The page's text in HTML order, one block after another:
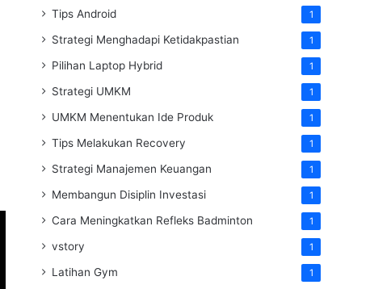
Tips Android 1
Strategi Menghadapi Ketidakpastian 1
Pilihan Laptop Hybrid 1
Strategi UMKM 1
UMKM Menentukan Ide Produk 1
Tips Melakukan Recovery 1
Strategi Manajemen Keuangan 1
Membangun Disiplin Investasi 1
Cara Meningkatkan Refleks Badminton 1
vstory 1
Latihan Gym 1